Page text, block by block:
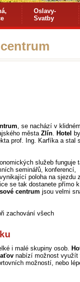
Oslavy-
Svatby
, se nachází v
města Zlín. Hotel
byl
prof. Ing. Karfíka a stal
služeb funguje
seminářů, konferencí,
poloha na sjezdu z
se tak dostanete přímo k
centrum jsou velmi
zachování všech
i malé skupiny osob.
nabízí možnost využít
možností, nebo